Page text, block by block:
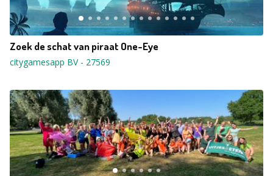
Zoek de schat van piraat One-Eye
citygamesapp BV- 27569